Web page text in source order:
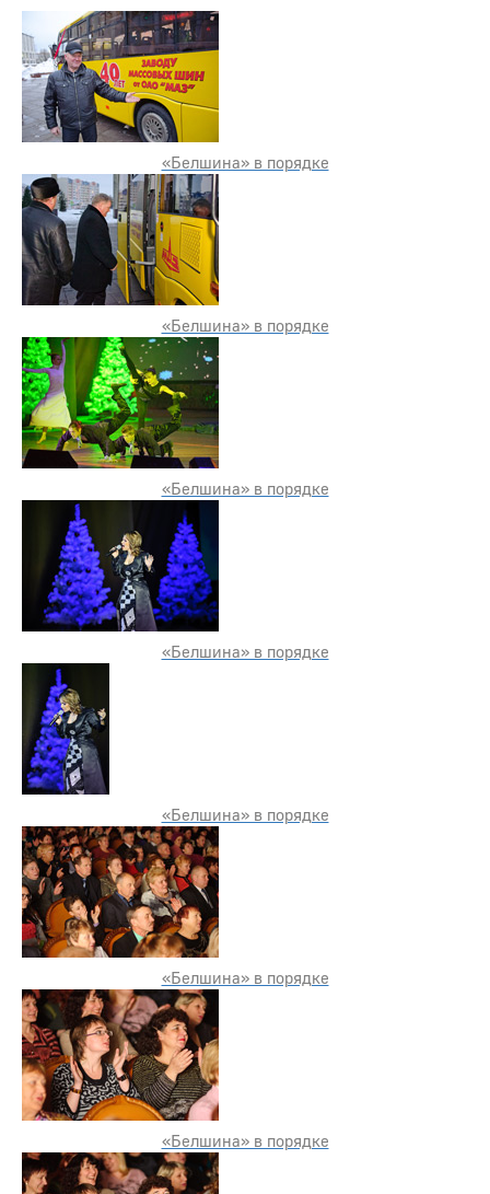
«Белшина» в порядке
«Белшина» в порядке
«Белшина» в порядке
«Белшина» в порядке
«Белшина» в порядке
«Белшина» в порядке
«Белшина» в порядке